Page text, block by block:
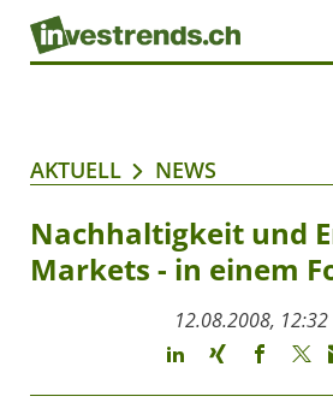
AKTUELL NEWS
Nachhaltigkeit und
Markets - in einem
12.08.2008,